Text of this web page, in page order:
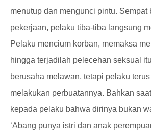
menutup dan mengunci pintu. Sempat
pekerjaan, pelaku tiba-tiba langsung
Pelaku mencium korban, memaksa
hingga terjadilah pelecehan seksual
berusaha melawan, tetapi pelaku
melakukan perbuatannya. Bahkan
kepada pelaku bahwa dirinya bukan
‘Abang punya istri dan anak